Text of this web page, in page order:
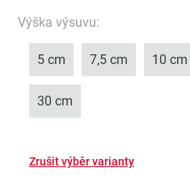
Výška výsuvu:
5 cm 7,5 cm 10 cm
30 cm